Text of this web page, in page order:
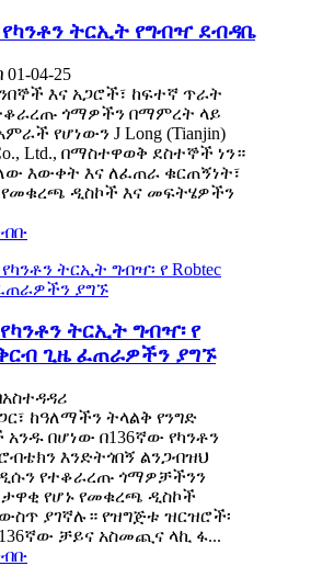
ትርኢት የግብዣ ደብዳቤ
04-25
እና አጋሮች፣ ከፍተኛ ጥራት
ጎማዎችን በማምረት ላይ
የሆነውን J Long (Tianjin)
Ltd., በማስተዋወቅ ደስተኞች ነን።
እውቀት እና ለፈጠራ ቁርጠኝነት፣
ዲስኮች እና መፍትሄዎችን
ትርኢት ግብዣ፡ የ
ጊዜ ፈጠራዎችን ያግኙ
ከዓለማችን ትላልቅ የንግድ
በሆነው በ136ኛው የካንቶን
እንድትጎበኝ ልንጋብዝህ
የተቆራረጡ ጎማዎቻችንን
ታዋቂ የሆኑ የመቁረጫ ዲስኮች
ያገኛሉ። የዝግጅቱ ዝርዝሮች፡
ቻይና አስመጪና ላኪ ፋ...